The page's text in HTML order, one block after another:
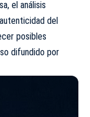
el análisis
del
posibles
difundido por